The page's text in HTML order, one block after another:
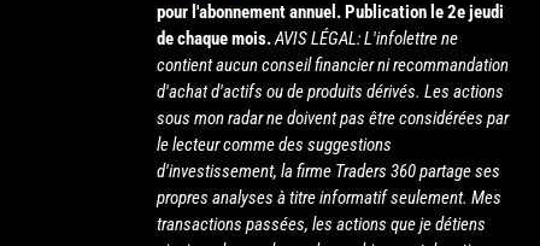
pour l'abonnement annuel.Publication le 2e jeudi
de chaque mois.AVIS LÉGAL: L'infolettre ne
contient aucun conseil financier ni recommandation
d'achat d'actifs ou de produits dérivés. Les actions
sous mon radar ne doivent pas être considérées par
le lecteur comme des suggestions
d'investissement, la firme Traders 360 partage ses
propres analyses à titre informatif seulement. Mes
transactions passées, les actions que je détiens